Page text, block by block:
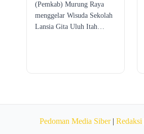
(Pemkab) Murung Raya
menggelar Wisuda Sekolah
Lansia Gita Uluh Itah…
Pedoman Media Siber| Redaksi